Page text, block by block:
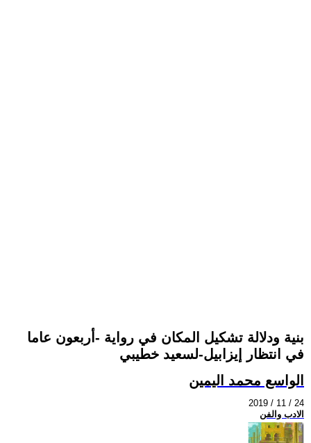
بنية ودلالة تشكيل المكان في رواية -أربعون عاما
في انتظار إيزابيل-لسعيد خطيبي
الواسع محمد اليمين
2019 / 11 / 24
الادب والفن